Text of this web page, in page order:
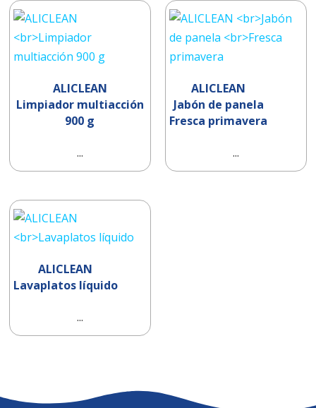
ALICLEAN
Limpiador multiacción
900 g
...
ALICLEAN
Jabón de panela
Fresca primavera
...
ALICLEAN
Lavaplatos líquido
...